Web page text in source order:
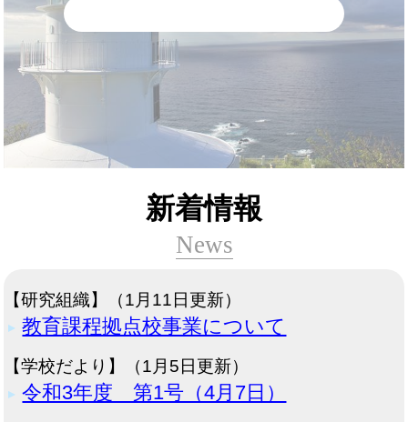
新着情報
News
【研究組織】（1月11日更新）
▲ 教育課程拠点校事業について
【学校だより】（1月5日更新）
▲ 令和3年度 第1号（4月7日）